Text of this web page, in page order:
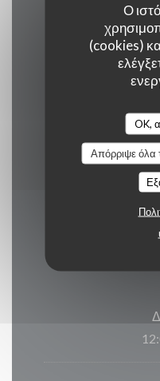
Ο
(cookies)
OK,
Απόρριψε όλα
Βεράντα,
Ένωση Πληρωμή,
Ώρες